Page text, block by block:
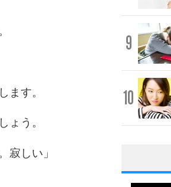
ます。
ょう。
寂しい」
9
10
1